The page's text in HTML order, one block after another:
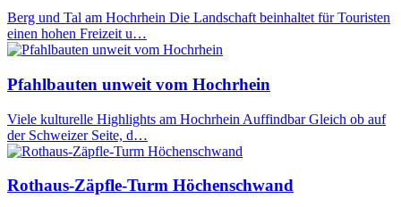
Berg und Tal am Hochrhein Die Landschaft beinhaltet für Touristen
einen hohen Freizeit u…
Pfahlbauten unweit vom Hochrhein
Viele kulturelle Highlights am Hochrhein Auffindbar Gleich ob auf
der Schweizer Seite, d…
Rothaus-Zäpfle-Turm Höchenschwand